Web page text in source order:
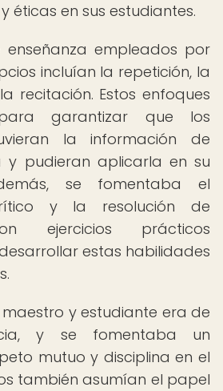
éticas en sus estudiantes.
empleados por
incluían la repetición, la
recitación. Estos enfoques
garantizar que los
la información de
y pudieran aplicarla en su
se fomentaba el
y la resolución de
ejercicios prácticos
estas habilidades
y estudiante era de
y se fomentaba un
mutuo y disciplina en el
también asumían el papel